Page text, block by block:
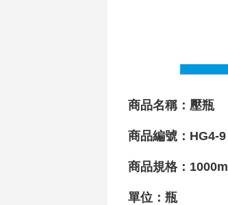
商品名稱： 壓瓶
商品編號：HG4-9
商品規格：1000ml
單位：瓶